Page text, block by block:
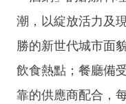
潮，以綻放活力及
勝的新世代城市面
飲食熱點；餐廳備
靠的供應商配合，